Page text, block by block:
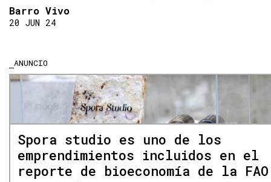
Barro Vivo
20 JUN 24
ANUNCIO
Spora studio es uno de los
emprendimientos incluidos en el
reporte de bioeconomía de la FAO